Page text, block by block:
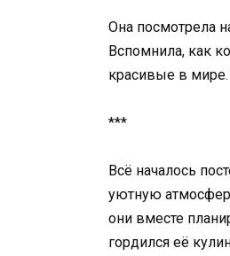
Она посмотрела
Вспомнила, как
красивые в мире.
***
Всё началось
уютную
они вместе
гордился её